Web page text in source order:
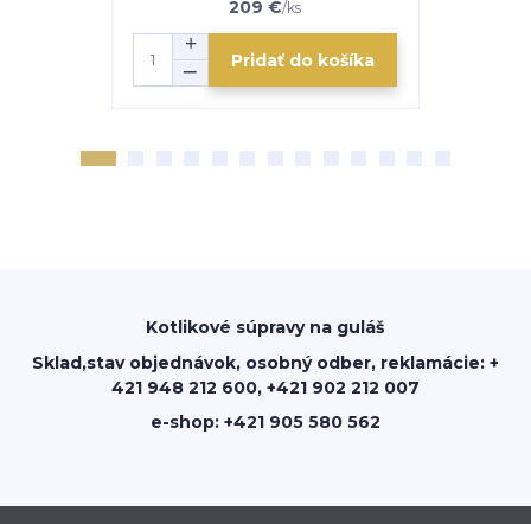
209 €/ks
Pridať do košíka
Kotlikové súpravy na guláš
Sklad,stav objednávok, osobný odber, reklamácie: +
421 948 212 600, +421 902 212 007
e-shop: +421 905 580 562